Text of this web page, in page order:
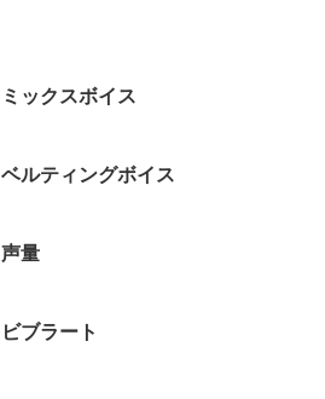
ミックスボイス
ベルティングボイス
声量
ビブラート